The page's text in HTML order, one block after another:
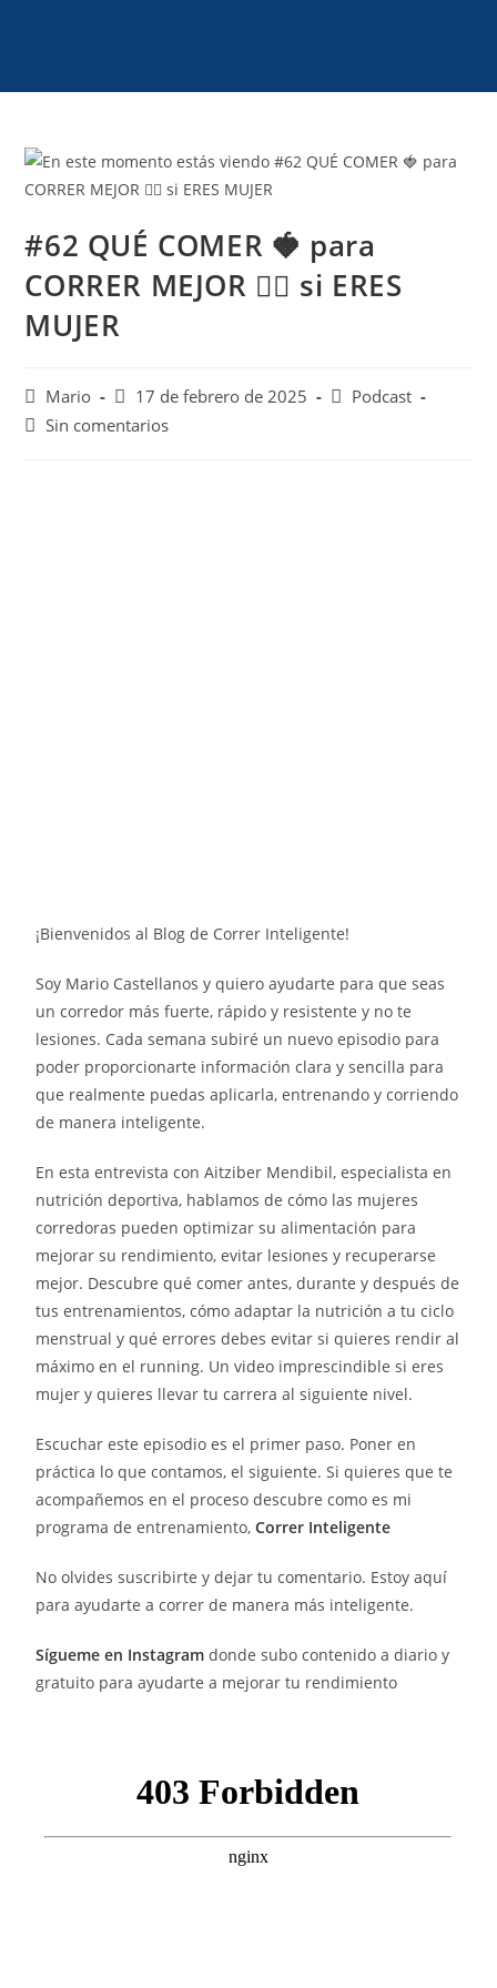
#62 QUÉ COMER 🍓 para
CORRER MEJOR 🏃‍♀️ si ERES
MUJER
Mario 17 de febrero de 2025
Podcast
Sin comentarios
¡Bienvenidos al Blog de Correr Inteligente!
Soy Mario Castellanos y quiero ayudarte para que seas
un corredor más fuerte, rápido y resistente y no te
lesiones. Cada semana subiré un nuevo episodio para
poder proporcionarte información clara y sencilla para
que realmente puedas aplicarla, entrenando y corriendo
de manera inteligente.
En esta entrevista con Aitziber Mendibil, especialista en
nutrición deportiva, hablamos de cómo las mujeres
corredoras pueden optimizar su alimentación para
mejorar su rendimiento, evitar lesiones y recuperarse
mejor. Descubre qué comer antes, durante y después de
tus entrenamientos, cómo adaptar la nutrición a tu ciclo
menstrual y qué errores debes evitar si quieres rendir al
máximo en el running. Un video imprescindible si eres
mujer y quieres llevar tu carrera al siguiente nivel.
Escuchar este episodio es el primer paso. Poner en
práctica lo que contamos, el siguiente. Si quieres que te
acompañemos en el proceso descubre como es mi
programa de entrenamiento,Correr Inteligente
No olvides suscribirte y dejar tu comentario. Estoy aquí
para ayudarte a correr de manera más inteligente.
Sígueme en Instagram donde subo contenido a diario y
gratuito para ayudarte a mejorar tu rendimiento